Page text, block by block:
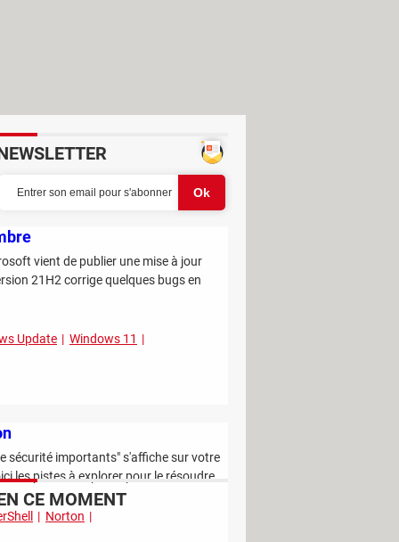
vient de publier une mise à jour
21H2 corrige quelques bugs en
Update
Windows 11
sécurité importants" s'affiche sur votre
les pistes à explorer pour le résoudre.
Norton
CE MOMENT